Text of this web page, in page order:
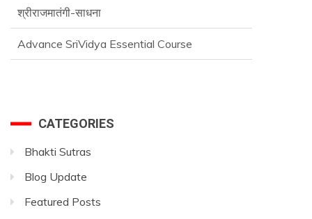
Advance SriVidya Essential Course
CATEGORIES
Bhakti Sutras
Blog Update
Featured Posts